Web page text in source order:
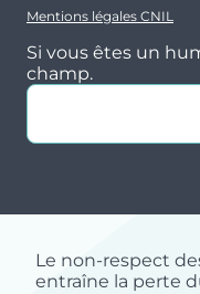
Mentions légales CNIL
Si vous êtes un
champ.
Le non-respect
entraîne la perte